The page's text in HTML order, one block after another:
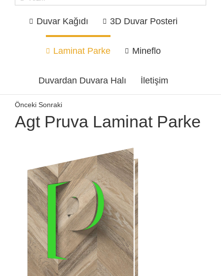
Duvar Kağıdı 3D Duvar Posteri
Laminat Parke Mineflo
Duvardan Duvara Halı İletişim
Önceki Sonraki
Agt Pruva Laminat Parke